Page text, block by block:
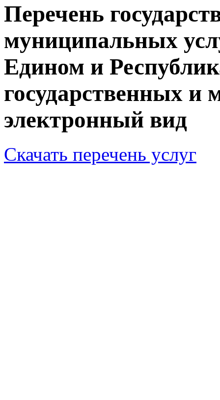
Перечень
муниципальных
Едином и
государственных и
электронный вид
Скачать перечень услуг